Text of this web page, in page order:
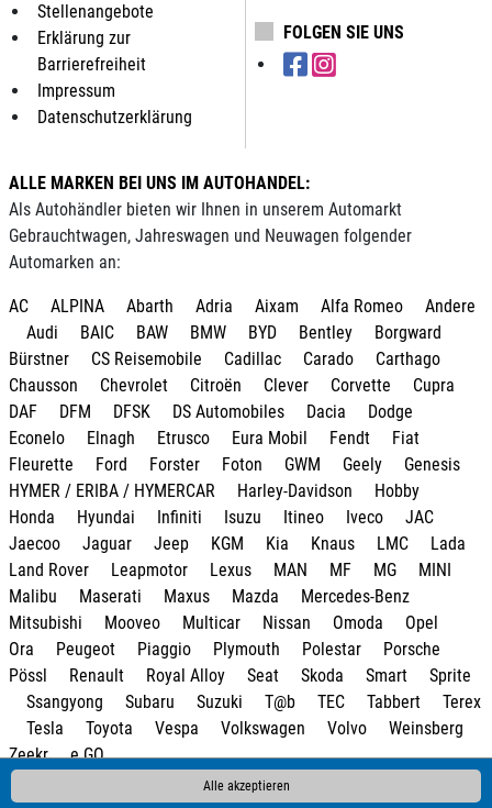
Alle akzeptieren
Stellenangebote
Erklärung zur
Barrierefreiheit
Impressum
Datenschutzerklärung
FOLGEN SIE UNS
ALLE MARKEN BEI UNS IM AUTOHANDEL:
Als Autohändler bieten wir Ihnen in unserem Automarkt
Gebrauchtwagen, Jahreswagen und Neuwagen folgender
Automarken an:
AC ALPINA Abarth Adria Aixam Alfa Romeo
Andere
Audi
BAIC BAW BMW BYD Bentley
Borgward
Bürstner
CS Reisemobile Cadillac Carado
Carthago
Chausson
Chevrolet Citroën Clever Corvette
Cupra
DAF
DFM DFSK DS Automobiles Dacia
Dodge
Econelo
Elnagh Etrusco Eura Mobil Fendt
Fiat
Fleurette
Ford Forster Foton GWM Geely
Genesis
HYMER / ERIBA / HYMERCAR
Harley-Davidson
Hobby
Honda
Hyundai Infiniti Isuzu Itineo Iveco
JAC
Jaecoo
Jaguar Jeep KGM Kia Knaus LMC
Lada
Land Rover
Leapmotor Lexus MAN MF MG
MINI
Malibu
Maserati Maxus Mazda
Mercedes-Benz
Mitsubishi
Mooveo Multicar Nissan Omoda
Opel
Ora
Peugeot Piaggio Plymouth Polestar
Porsche
Pössl
Renault Royal Alloy Seat Skoda Smart
Sprite
Ssangyong
Subaru Suzuki T@b TEC Tabbert
Terex
Tesla
Toyota Vespa Volkswagen Volvo
Weinsberg
Zeekr
e.GO